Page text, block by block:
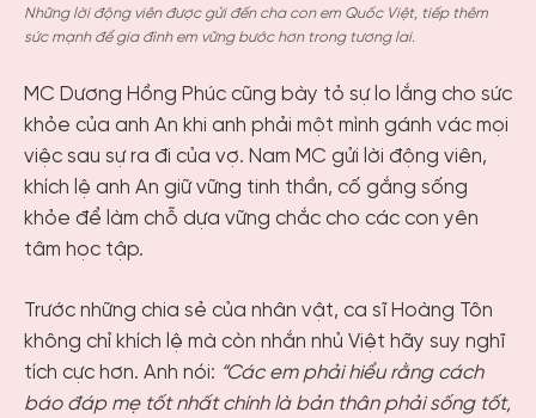
Những lời động viên được gửi đến cha con em Quốc Việt, tiếp thêm
sức mạnh để gia đình em vững bước hơn trong tương lai.
MC Dương Hồng Phúc cũng bày tỏ sự lo lắng cho sức
khỏe của anh An khi anh phải một mình gánh vác mọi
việc sau sự ra đi của vợ. Nam MC gửi lời động viên,
khích lệ anh An giữ vững tinh thần, cố gắng sống
khỏe để làm chỗ dựa vững chắc cho các con yên
tâm học tập.
Trước những chia sẻ của nhân vật, ca sĩ Hoàng Tôn
không chỉ khích lệ mà còn nhắn nhủ Việt hãy suy nghĩ
tích cực hơn. Anh nói: “Các em phải hiểu rằng cách
báo đáp mẹ tốt nhất chính là bản thân phải sống tốt,